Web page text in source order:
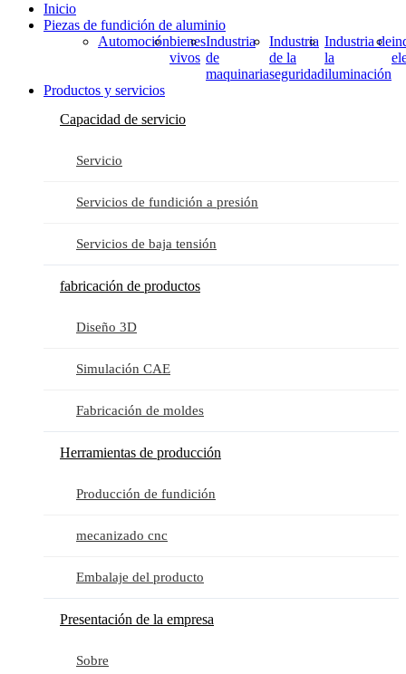
Inicio
Piezas de fundición de aluminio
Automociónbienes
vivos
Industria
de
maquinaria
Industria
de la
seguridad
Industria de
la
iluminación
Productos y servicios
Capacidad de servicio
Servicio
Servicios de fundición a presión
Servicios de baja tensión
fabricación de productos
Diseño 3D
Simulación CAE
Fabricación de moldes
Herramientas de producción
Producción de fundición
mecanizado cnc
Embalaje del producto
Presentación de la empresa
Sobre